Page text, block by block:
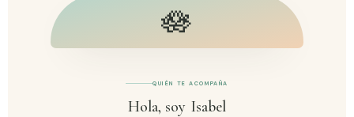
🪷
QUIÉN TE ACOMPAÑA
Hola, soy Isabel